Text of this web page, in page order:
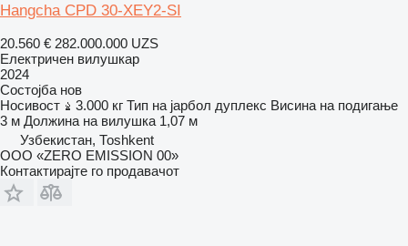
Hangcha CPD 30-XEY2-SI
20.560 € 282.000.000 UZS
Електричен вилушкар
2024
Состојба нов
Носивост
3.000 кг Тип на јарбол дуплекс Висина на подигање
3 м Должина на вилушка 1,07 м
Узбекистан, Тоshkent
ООО «ZERO EMISSION 00»
Контактирајте го продавачот